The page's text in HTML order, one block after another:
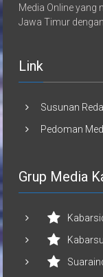
Media Online yang
Jawa Timur
Link
Susunan
Pedoman
Grup Media